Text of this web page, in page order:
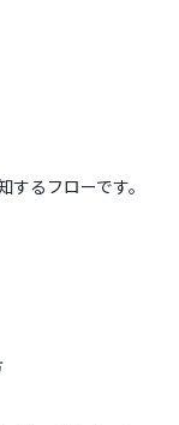
るフローです。